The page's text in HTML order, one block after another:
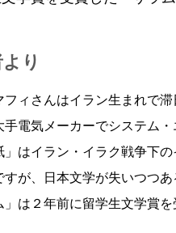
り
フィさんはイラン生まれで
手電気メーカーでシステム
」はイラン・イラク戦争下
すが、日本文学が失いつつ
」は２年前に留学生文学賞を